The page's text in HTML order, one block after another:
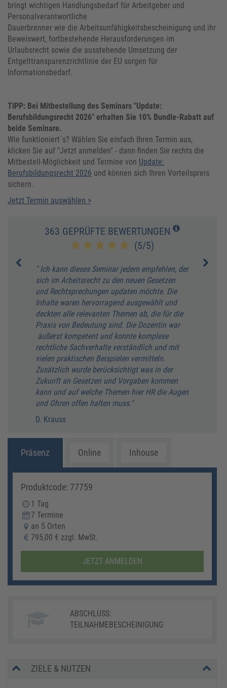
bringt wichtigen Handlungsbedarf für Arbeitgeber und
Personalverantwortliche
Dauerbrenner wie die Arbeitsunfähigkeitsbescheinigung und ihr
Beweiswert, fortbestehende Herausforderungen im
Urlaubsrecht sowie die ausstehende Umsetzung der
Entgelttransparenzrichtlinie der EU sorgen für
Informationsbedarf.
TIPP: Bei Mitbestellung des Seminars "Update:
Berufsbildungsrecht 2026" erhalten Sie 10% Bundle-Rabatt auf
beide Seminare.
Wie funktioniert´s? Wählen Sie einfach Ihren Termin aus,
klicken Sie auf "Jetzt anmelden" - dann finden Sie rechts die
Mitbestell-Möglichkeit und Termine von Update:
Berufsbildungsrecht 2026 und können sich Ihren Vorteilspreis
sichern.
Jetzt Termin auswählen >
363 GEPRÜFTE BEWERTUNGEN
(5/5)
" Ich kann dieses Seminar jedem empfehlen, der
sich im Arbeitsrecht zu den neuen Gesetzen
und Rechtsprechungen updaten möchte. Die
Inhalte waren hervorragend ausgewählt und
deckten alle relevanten Themen ab, die für die
Praxis von Bedeutung sind. Die Dozentin war
äußerst kompetent und konnte komplexe
rechtliche Sachverhalte verständlich und mit
vielen praktischen Beispielen vermitteln.
Zusätzlich wurde berücksichtigt was in der
Zukunft an Gesetzen und Vorgaben kommen
kann und auf welche Themen hier HR die Augen
und Ohren offen halten muss."
D. Krauss
Präsenz Online Inhouse
Produktcode: 77759
1 Tag
7 Termine
an 5 Orten
795,00 € zzgl. MwSt.
JETZT ANMELDEN
ABSCHLUSS:
TEILNAHMEBESCHEINIGUNG
ZIELE & NUTZEN